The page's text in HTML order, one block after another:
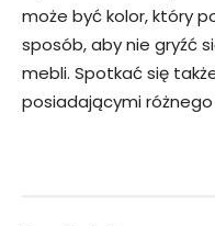
może być kolor, który
sposób, aby nie gryźć
mebli. Spotkać się
posiadającymi